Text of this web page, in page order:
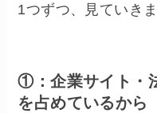
1つずつ、見ていきま
①：企業サイト・
を占めているから